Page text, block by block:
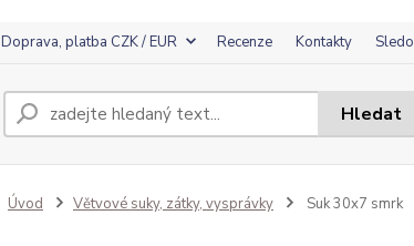
Doprava, platba CZK / EUR Recenze Kontakty
Hledat
Úvod Větvové suky, zátky, vysprávky Suk 30x7 smrk